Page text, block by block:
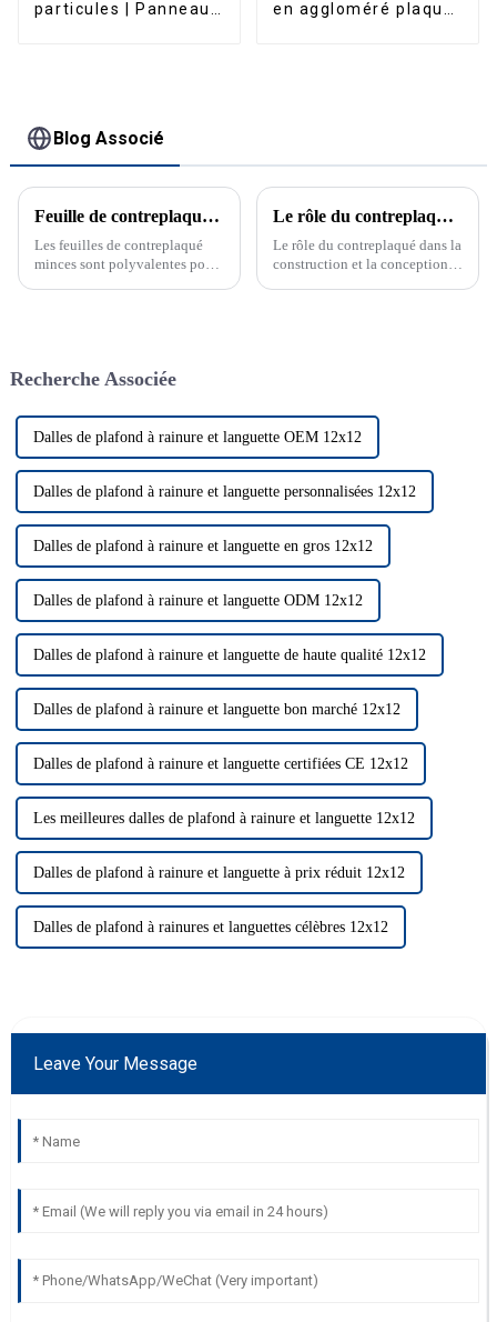
particules | Panneau
en aggloméré plaqué
Blog Associé
Feuille de contreplaqué mince : une solution polyvalente pour la construction et la conception
Les feuilles de contreplaqué
minces sont polyvalentes pour
contreplaqué. Les feuilles de
matériau polyvalent
couramment utilisé...
Le rôle du contreplaqué dans la construction et la conception modernes
Le rôle du contreplaqué dans la
construction et la conception
Recherche Associée
Dalles de plafond à rainure et languette OEM 12x12
Dalles de plafond à rainure et languette personnalisées 12x12
Dalles de plafond à rainure et languette en gros 12x12
Dalles de plafond à rainure et languette ODM 12x12
Dalles de plafond à rainure et languette de haute qualité 12x12
Dalles de plafond à rainure et languette bon marché 12x12
Dalles de plafond à rainure et languette certifiées CE 12x12
Les meilleures dalles de plafond à rainure et languette 12x12
Dalles de plafond à rainure et languette à prix réduit 12x12
Dalles de plafond à rainures et languettes célèbres 12x12
Leave Your Message